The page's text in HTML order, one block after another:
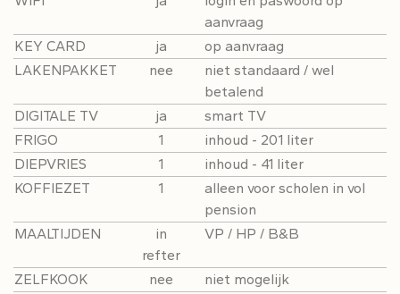
aanvraag
KEY CARD
ja
op aanvraag
LAKENPAKKET
nee
niet standaard / wel
betalend
DIGITALE TV
ja
smart TV
FRIGO
1
inhoud - 201 liter
DIEPVRIES
1
inhoud - 41 liter
KOFFIEZET
1
alleen voor scholen in vol
pension
MAALTIJDEN
in
refter
VP / HP / B&B
ZELFKOOK nee niet mogelijk